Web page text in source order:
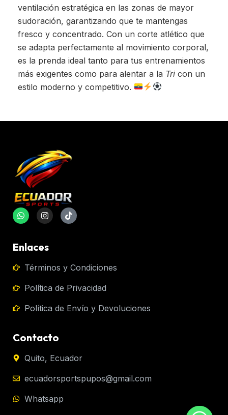
ventilación estratégica en las zonas de mayor
sudoración, garantizando que te mantengas
fresco y concentrado. Con un corte atlético que
se adapta perfectamente al movimiento corporal,
es la prenda ideal tanto para tus entrenamientos
más exigentes como para alentar a la Tri con un
estilo moderno y competitivo.
Enlaces
Términos y Condiciones
Política de Privacidad
Política de Envío y Devoluciones
Contacto
Quito, Ecuador
ecuadorsportspupos@gmail.com
Whatsapp